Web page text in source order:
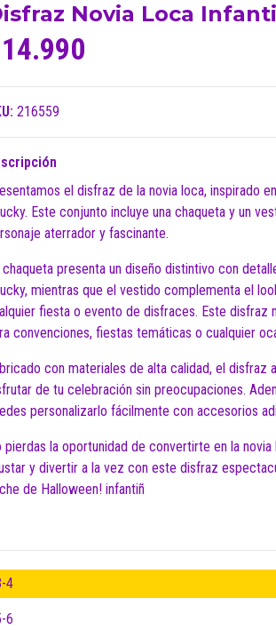
Novia Loca
216559
el disfraz de la novia loca, inspirado
Este conjunto incluye una chaqueta y un
aterrador y fascinante.
chaqueta presenta un diseño distintivo con
mientras que el vestido complementa el
fiesta o evento de disfraces. Este disfraz
convenciones, fiestas temáticas o cualquier
con materiales de alta calidad, el
de tu celebración sin preocupaciones.
personalizarlo fácilmente con accesorios
pierdas la oportunidad de convertirte en la
y divertir a la vez con este disfraz
de Halloween! infantiñ
4
6